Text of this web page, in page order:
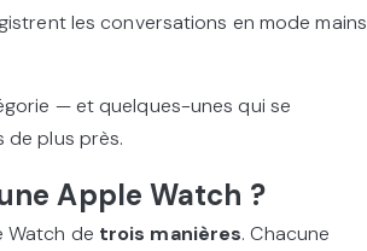
les conversations en mode mains
— et quelques-unes qui se
de plus près.
Apple Watch ?
Watch de trois manières. Chacune